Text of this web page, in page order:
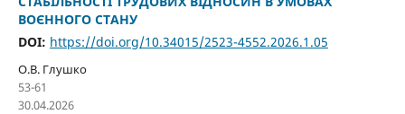
ВОЄННОГО СТАНУ
DOI: https://doi.org/10.34015/2523-4552.2026.1.05
О.В. Глушко
53-61
30.04.2026